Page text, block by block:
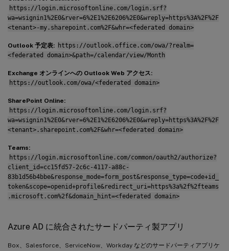
https://login.microsoftonline.com/login.srf?
wa=wsignin1%2E0&rver=6%2E1%2E6206%2E0&wreply=https%3A%2F%2F
<tenant>-my.sharepoint.com%2F&whr=<federated domain>
Outlook 予定表: https://outlook.office.com/owa/?realm=
<federated domain>&path=/calendar/view/Month
Exchange オンラインへの Outlook Web アクセス:
https://outlook.com/owa/<federated domain>
SharePoint Online:
https://login.microsoftonline.com/login.srf?
wa=wsignin1%2E0&rver=6%2E1%2E6206%2E0&wreply=https%3A%2F%2F
<tenant>.sharepoint.com%2F&whr=<federated domain>
Teams:
https://login.microsoftonline.com/common/oauth2/authorize?
client_id=cc15fd57-2c6c-4117-a88c-
83b1d56b4bbe&response_mode=form_post&response_type=code+id_
token&scope=openid+profile&redirect_uri=https%3a%2f%2fteams
.microsoft.com%2f&domain_hint=<federated domain>
Azure AD に統合されたサードパーティ製アプリ
Box、Salesforce、ServiceNow、Workday などのサードパーティアプリケ